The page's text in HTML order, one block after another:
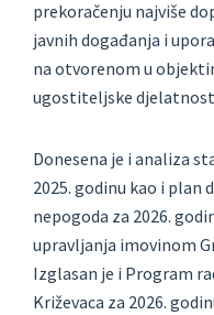
prekoračenju najviše
javnih događanja i
na otvorenom u
ugostiteljske
Donesena je i analiza
2025. godinu kao i plan
nepogoda za 2026.
upravljanja imovinom
Izglasan je i Program
Križevaca za 2026.